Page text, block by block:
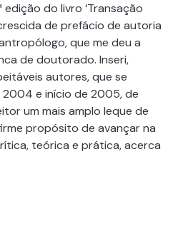
do livro ‘Transação
de prefácio de autoria
que me deu a
de doutorado. Inseri,
autores, que se
e início de 2005, de
um mais amplo leque de
propósito de avançar na
teórica e prática, acerca